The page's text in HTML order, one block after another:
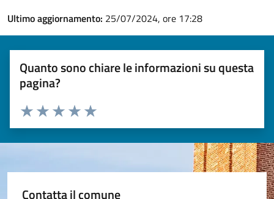
Ultimo aggiornamento: 25/07/2024, ore 17:28
Quanto sono chiare le informazioni su questa
pagina?
Valuta 5 stelle su 5
Valuta 4 stelle su 5
Valuta 3 stelle su 5
Valuta 2 stelle su 5
Valuta 1 stelle su 5
Contatta il comune